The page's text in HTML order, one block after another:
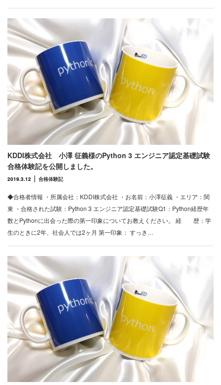
KDDI株式会社 小澤 征義様のPython 3 エンジニア認定基礎試験
合格体験記を公開しました。
2019.3.12 合格体験記
◆合格者情報 ・所属会社：KDDI株式会社 ・お名前：小澤征義 ・エリア：関
東 ・合格された試験：Python 3 エンジニア認定基礎試験Q1：Python経歴年
数とPythonに出会った際の第一印象についてお教えください。 経 歴：学
生のときに2年、社会人では2ヶ月 第一印象： すっき…